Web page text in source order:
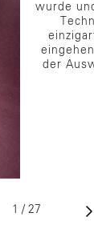
wurde
der
1 / 27